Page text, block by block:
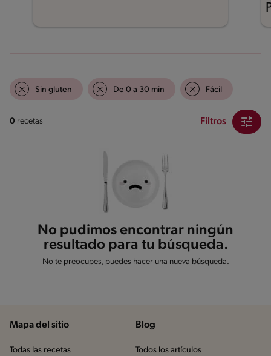
Sin gluten De 0 a 30 min Fácil
0 recetas Filtros
No pudimos encontrar ningún
resultado para tu búsqueda.
No te preocupes, puedes hacer una nueva búsqueda.
Mapa del sitio
Todas las recetas
Blog
Todos los artículos